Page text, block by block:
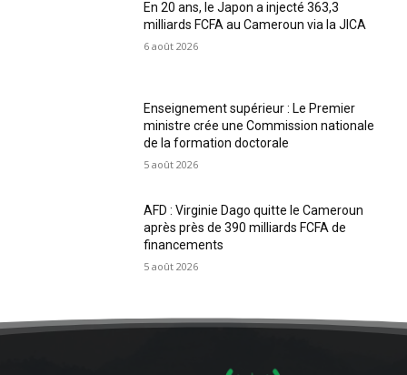
En 20 ans, le Japon a injecté 363,3
milliards FCFA au Cameroun via la JICA
6 août 2026
Enseignement supérieur : Le Premier
ministre crée une Commission nationale
de la formation doctorale
5 août 2026
AFD : Virginie Dago quitte le Cameroun
après près de 390 milliards FCFA de
financements
5 août 2026